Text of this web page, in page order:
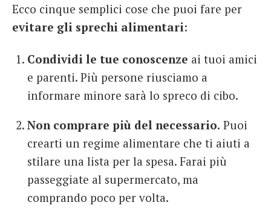
Ecco cinque semplici cose che puoi fare per
evitare gli sprechi alimentari:
Condividi le tue conoscenze ai tuoi amici
e parenti. Più persone riusciamo a
informare minore sarà lo spreco di cibo.
Non comprare più del necessario. Puoi
crearti un regime alimentare che ti aiuti a
stilare una lista per la spesa. Farai più
passeggiate al supermercato, ma
comprando poco per volta.